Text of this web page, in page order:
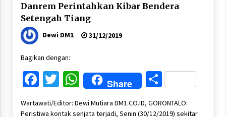
Danrem Perintahkan Kibar Bendera
Setengah Tiang
Dewi DM1 31/12/2019
Bagikan dengan:
Facebook
Twitter
WhatsApp
Share Share
Wartawati/Editor: Dewi Mutiara DM1.CO.ID, GORONTALO:
Peristiwa kontak senjata terjadi, Senin (30/12/2019) sekitar